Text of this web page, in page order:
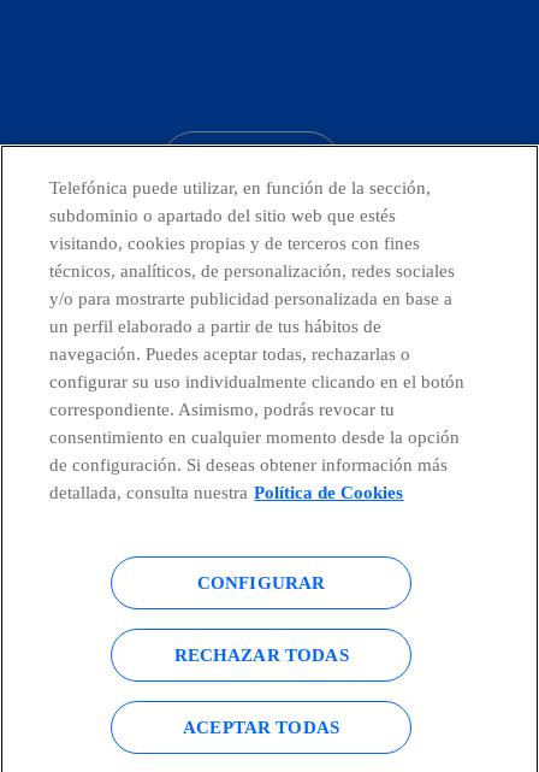
Telefónica en redes sociales
Canal de Denuncias
Centro Global Transparencia
Política de cookies Aviso legal
Accesibilidad Política de privacidad
Mapa del sitio
Telefónica puede utilizar, en función de la sección,
subdominio o apartado del sitio web que estés
visitando, cookies propias y de terceros con fines
técnicos, analíticos, de personalización, redes sociales
y/o para mostrarte publicidad personalizada en base a
un perfil elaborado a partir de tus hábitos de
navegación. Puedes aceptar todas, rechazarlas o
configurar su uso individualmente clicando en el botón
correspondiente. Asimismo, podrás revocar tu
consentimiento en cualquier momento desde la opción
de configuración. Si deseas obtener información más
detallada, consulta nuestra Política de Cookies
CONFIGURAR
RECHAZAR TODAS
ACEPTAR TODAS